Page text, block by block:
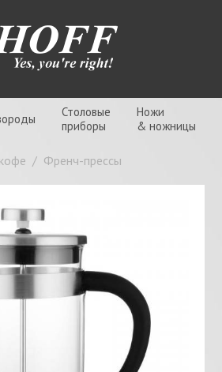
Столовые
приборы
Ножи
& ножницы
/ Френч-прессы